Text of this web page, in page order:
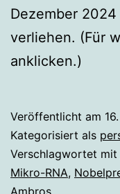
Dezember
verliehen. (Für
anklicken.)
Veröffentlicht am
Kategorisiert als
Verschlagwortet mit
Mikro-RNA,